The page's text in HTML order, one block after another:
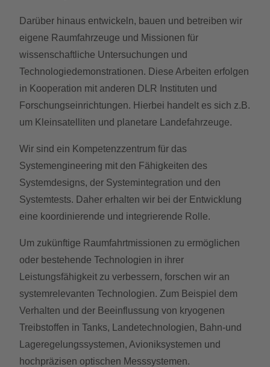
Darüber hinaus entwickeln, bauen und betreiben wir
eigene Raumfahrzeuge und Missionen für
wissenschaftliche Untersuchungen und
Technologiedemonstrationen. Diese Arbeiten erfolgen
in Kooperation mit anderen DLR Instituten und
Forschungseinrichtungen. Hierbei handelt es sich z.B.
um Kleinsatelliten und planetare Landefahrzeuge.
Wir sind ein Kompetenzzentrum für das
Systemengineering mit den Fähigkeiten des
Systemdesigns, der Systemintegration und den
Systemtests. Daher erhalten wir bei der Entwicklung
eine koordinierende und integrierende Rolle.
Um zukünftige Raumfahrtmissionen zu ermöglichen
oder bestehende Technologien in ihrer
Leistungsfähigkeit zu verbessern, forschen wir an
systemrelevanten Technologien. Zum Beispiel dem
Verhalten und der Beeinflussung von kryogenen
Treibstoffen in Tanks, Landetechnologien, Bahn-und
Lageregelungssystemen, Avioniksystemen und
hochpräzisen optischen Messsystemen.